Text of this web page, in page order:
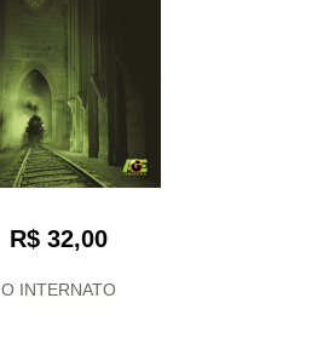
R$ 32,00
O INTERNATO